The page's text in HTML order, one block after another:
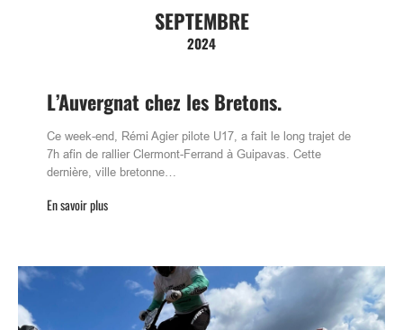
SEPTEMBRE
2024
L’Auvergnat chez les Bretons.
Ce week-end, Rémi Agier pilote U17, a fait le long trajet de
7h afin de rallier Clermont-Ferrand à Guipavas. Cette
dernière, ville bretonne…
En savoir plus